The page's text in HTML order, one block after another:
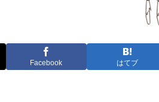
Facebook はてブ